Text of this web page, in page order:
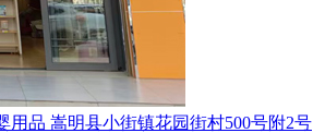
用品 嵩明县小街镇花园街村500号附2号